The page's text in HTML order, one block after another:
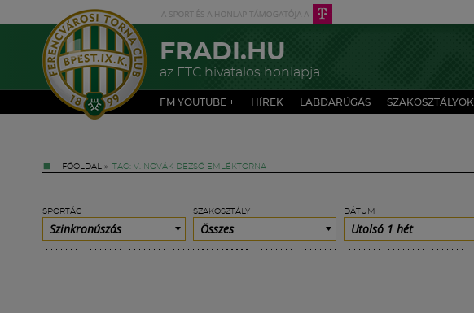
FRADI.HU
az FTC hivatalos honlapja
FM YOUTUBE + HÍREK LABDARÚGÁS SZAKOSZTÁLYOK
FŐOLDAL » TAG: V. NOVÁK DEZSŐ EMLÉKTORNA
SPORTÁG
Szinkronúszás
SZAKOSZTÁLY
Összes
DÁTUM
Utolsó 1 hét